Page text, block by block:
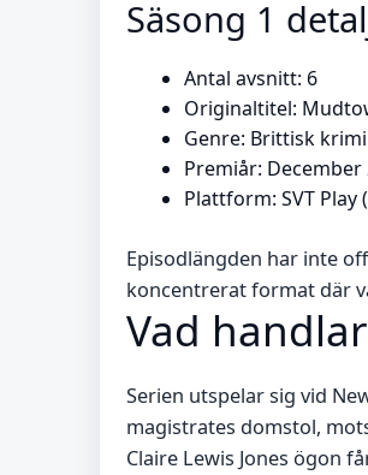
Säsong 1
Antal avsnitt: 6
Originaltitel:
Genre: Brittisk
Premiår: December
Plattform: SVT Play
Episodlängden har inte
koncentrerat format där
Vad
Serien utspelar sig vid
magistrates domstol,
Claire Lewis Jones ögon